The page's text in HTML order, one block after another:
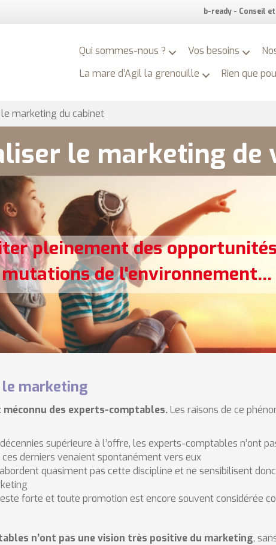
b-ready - Conseil
Qui sommes-nous ? Vos besoins
La mare d’Agil la grenouille
Rien que
marketing du cabinet
le marketing de
pleinement des
mutations de l'environnement...
marketing
des experts-comptables.Les raisons de ce
supérieure à l’offre, les experts-comptables n’ont
derniers venaient spontanément vers eux
quasiment pas cette discipline et ne sensibilisent
forte et toute promotion est encore souvent considérée
n’ont pas une vision très positive du marketing,